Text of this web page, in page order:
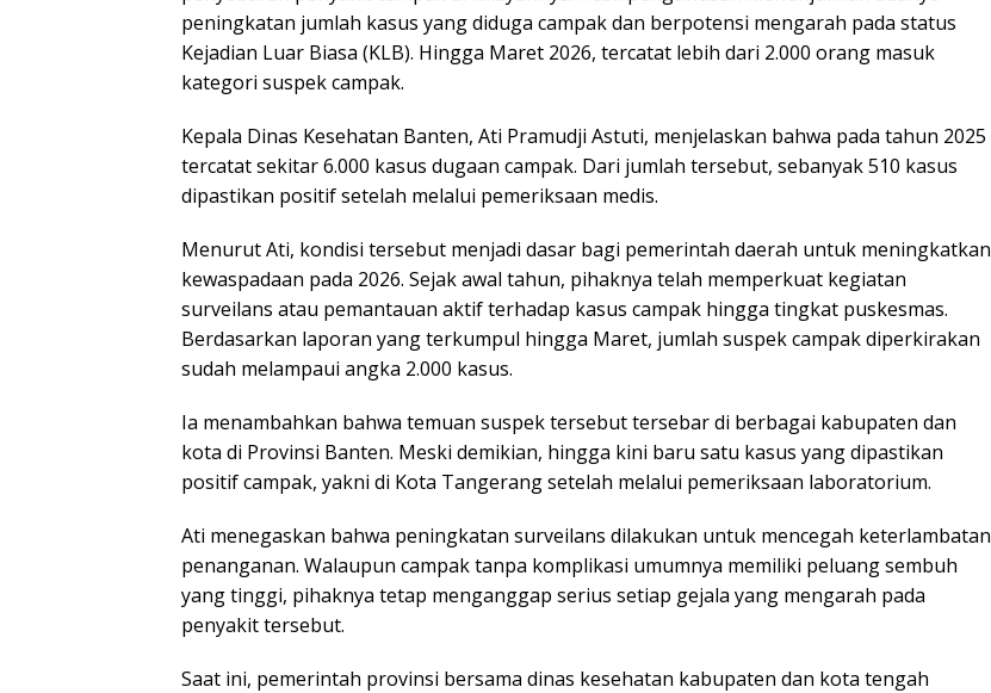
peningkatan jumlah kasus yang diduga campak dan berpotensi mengarah pada status
Kejadian Luar Biasa (KLB). Hingga Maret 2026, tercatat lebih dari 2.000 orang masuk
kategori suspek campak.
Kepala Dinas Kesehatan Banten, Ati Pramudji Astuti, menjelaskan bahwa pada tahun 2025
tercatat sekitar 6.000 kasus dugaan campak. Dari jumlah tersebut, sebanyak 510 kasus
dipastikan positif setelah melalui pemeriksaan medis.
Menurut Ati, kondisi tersebut menjadi dasar bagi pemerintah daerah untuk meningkatkan
kewaspadaan pada 2026. Sejak awal tahun, pihaknya telah memperkuat kegiatan
surveilans atau pemantauan aktif terhadap kasus campak hingga tingkat puskesmas.
Berdasarkan laporan yang terkumpul hingga Maret, jumlah suspek campak diperkirakan
sudah melampaui angka 2.000 kasus.
Ia menambahkan bahwa temuan suspek tersebut tersebar di berbagai kabupaten dan
kota di Provinsi Banten. Meski demikian, hingga kini baru satu kasus yang dipastikan
positif campak, yakni di Kota Tangerang setelah melalui pemeriksaan laboratorium.
Ati menegaskan bahwa peningkatan surveilans dilakukan untuk mencegah keterlambatan
penanganan. Walaupun campak tanpa komplikasi umumnya memiliki peluang sembuh
yang tinggi, pihaknya tetap menganggap serius setiap gejala yang mengarah pada
penyakit tersebut.
Saat ini, pemerintah provinsi bersama dinas kesehatan kabupaten dan kota tengah